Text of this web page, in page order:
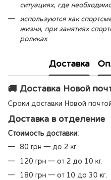
ситуациях, где
используются как
жизни, при занятиях
роликах
Доставка
🚚 Доставка Новой
Сроки доставки Новой
Доставка в отделение
Стоимость доставки:
80 грн — до 2 кг
120 грн — от 2 до 10 кг.
180 грн — от 10 до 30 кг.